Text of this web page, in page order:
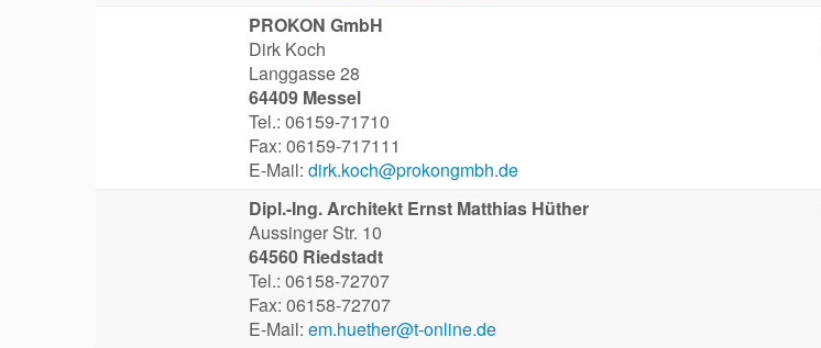
PROKON GmbH
Dirk Koch
Langgasse 28
64409 Messel
Tel.: 06159-71710
Fax: 06159-717111
E-Mail: dirk.koch@prokongmbh.de
Dipl.-Ing. Architekt Ernst Matthias Hüther
Aussinger Str. 10
64560 Riedstadt
Tel.: 06158-72707
Fax: 06158-72707
E-Mail: em.huether@t-online.de